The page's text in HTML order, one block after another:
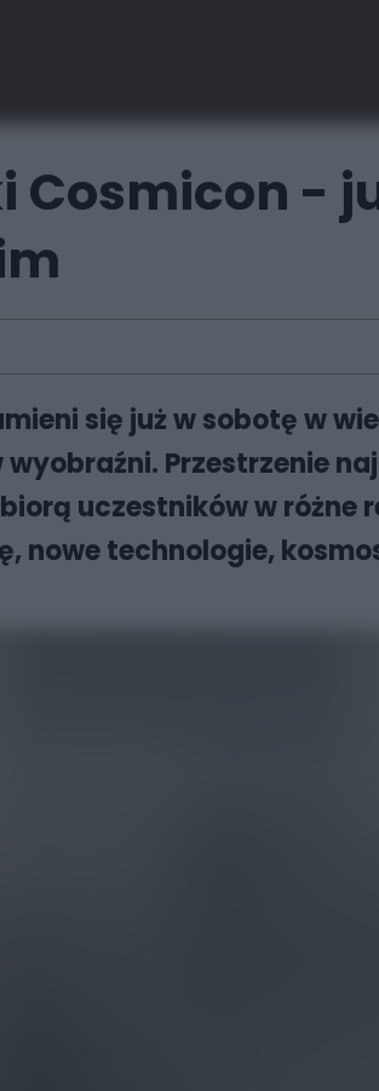
Cosmicon -
się już w sobotę w
Przestrzenie
uczestników w różne
nowe technologie,